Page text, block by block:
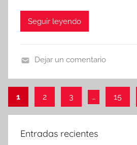
Seguir leyendo
o
i
i
Dejar un comentario
Paginación
de
entradas
1 2 3 … 15
Entradas recientes